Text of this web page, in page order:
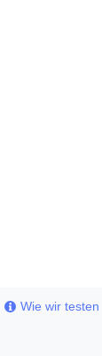
Wie wir testen